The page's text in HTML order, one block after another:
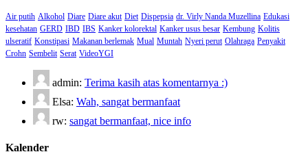
Air putih Alkohol Diare Diare akut Diet Dispepsia dr. Virly Nanda Muzellina Edukasi
kesehatan GERD IBD IBS Kanker kolorektal Kanker usus besar Kembung Kolitis
ulseratif Konstipasi Makanan berlemak Mual Muntah Nyeri perut Olahraga Penyakit
Crohn Sembelit Serat VideoYGI
admin: Terima kasih atas komentarnya :)
Elsa: Wah, sangat bermanfaat
rw: sangat bermanfaat, nice info
Kalender